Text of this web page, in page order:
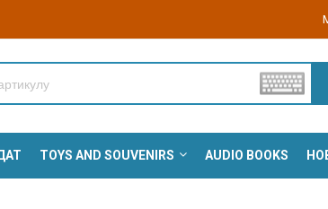
TOYS AND SOUVENIRS AUDIO BOOKS